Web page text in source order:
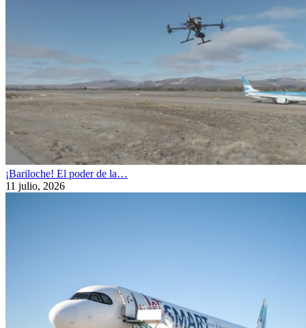
¡Bariloche! El poder de la…
11 julio, 2026